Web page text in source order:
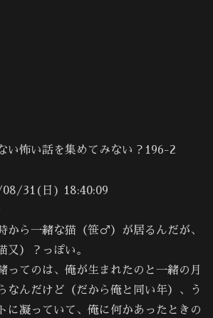
い怖い話を集めてみない？196-2
08/31(日) 18:40:09
から一緒な猫（笹♂）が居るんだが、
又）？っぽい。
ってのは、俺が生まれたのと一緒の月
なんだけど（だから俺と同い年）、う
に凝っていて、俺に何かあったときの